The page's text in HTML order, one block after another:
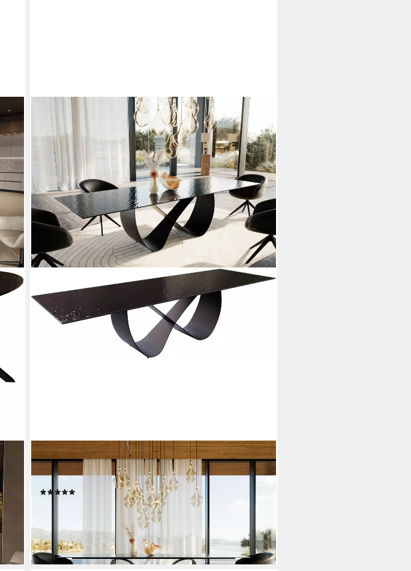
DELIFE
Esstisch Edge, Reliefglas Rauchschwarz 3D-Design
300x100 Infinity Metall Schwarz
2.999,90 €
lieferbar - in 4-5 Werktagen bei dir
+38